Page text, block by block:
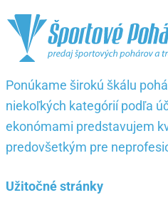
Ponúkame širokú škálu
niekoľkých kategórií podľa
ekonómami predstavujem
predovšetkým pre
Užitočné stránky